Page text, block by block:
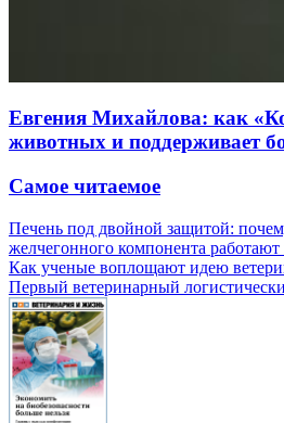
Евгения Михайлова: как
животных и поддерживает
Самое читаемое
Печень под двойной защитой:
желчегонного компонента
Как ученые воплощают идею
Первый ветеринарный